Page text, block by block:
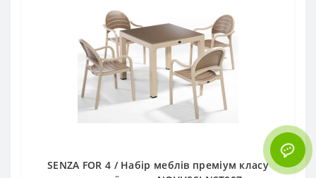
SENZA FOR 4 / Набір меблів преміум класу